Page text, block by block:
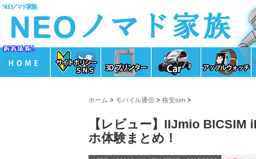
NEOノマド家族
ホーム > モバイル通信 > 格安sim >
【レビュー】IIJmio BICSIM
ホ体験まとめ！